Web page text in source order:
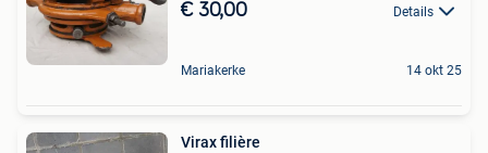
€ 30,00 Details
Mariakerke 14 okt 25
Virax filière